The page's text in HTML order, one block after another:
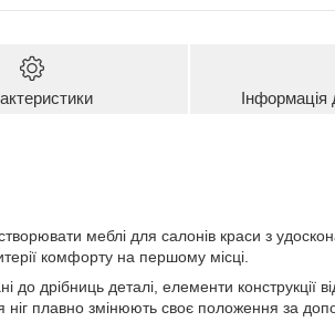
меблі для салонів краси з
комфорту на першому місці.
дрібниць деталі, елементи конструкції
плавно змінюють своє положення за